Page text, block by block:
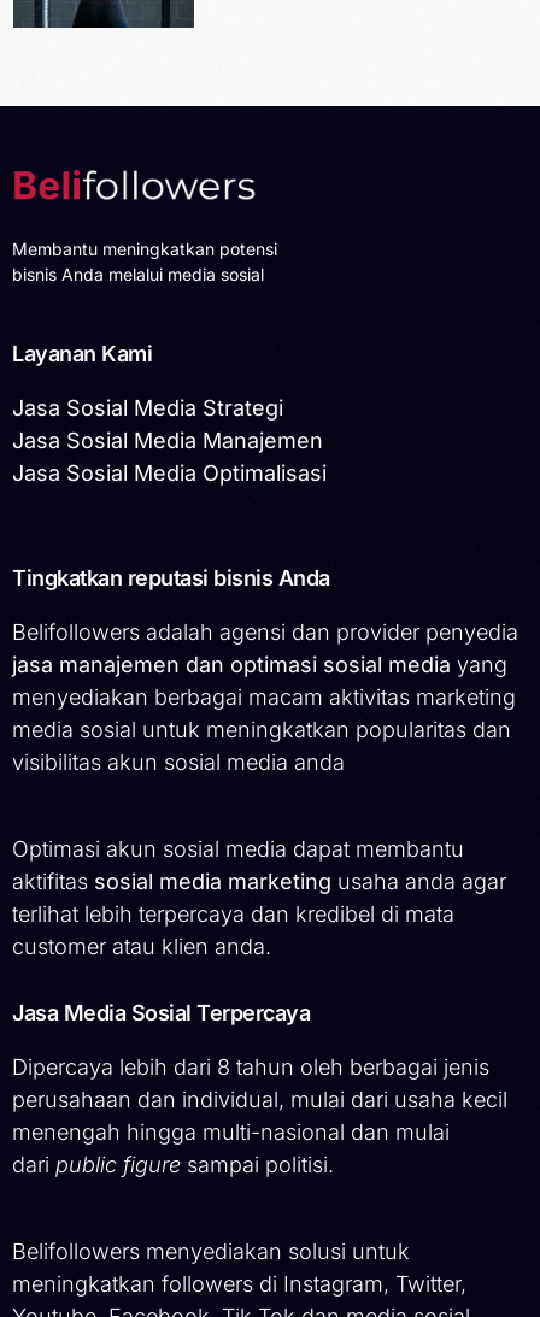
Membantu meningkatkan potensi
bisnis Anda melalui media sosial
Layanan Kami
Jasa Sosial Media Strategi
Jasa Sosial Media Manajemen
Jasa Sosial Media Optimalisasi
Tingkatkan reputasi bisnis Anda
Belifollowers adalah agensi dan provider penyedia
jasa manajemen dan optimasi sosial media yang
menyediakan berbagai macam aktivitas marketing
media sosial untuk meningkatkan popularitas dan
visibilitas akun sosial media anda
Optimasi akun sosial media dapat membantu
aktifitas sosial media marketing usaha anda agar
terlihat lebih terpercaya dan kredibel di mata
customer atau klien anda.
Jasa Media Sosial Terpercaya
Dipercaya lebih dari 8 tahun oleh berbagai jenis
perusahaan dan individual, mulai dari usaha kecil
menengah hingga multi-nasional dan mulai
dari public figure sampai politisi.
Belifollowers menyediakan solusi untuk
meningkatkan followers di Instagram, Twitter,